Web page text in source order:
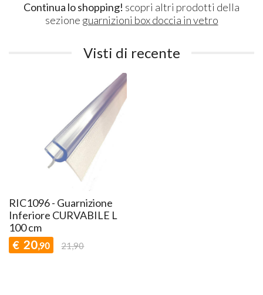
Continua lo shopping! scopri altri prodotti della
sezione guarnizioni box doccia in vetro
Visti di recente
RIC1096 - Guarnizione
Inferiore CURVABILE L
100 cm
€ 20,90 21,90